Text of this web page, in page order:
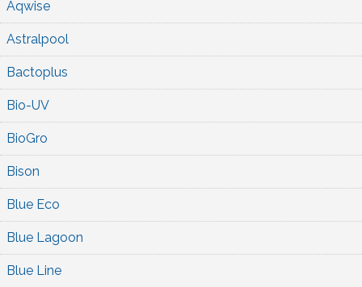
Aqwise
Astralpool
Bactoplus
Bio-UV
BioGro
Bison
Blue Eco
Blue Lagoon
Blue Line